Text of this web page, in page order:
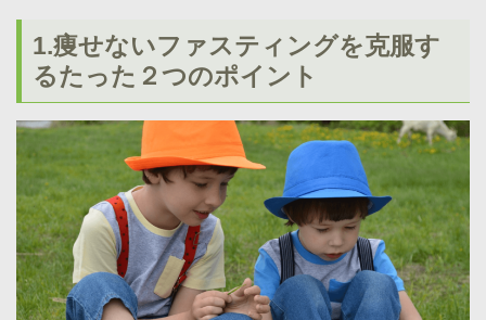
1.痩せないファスティングを克服す
るたった２つのポイント